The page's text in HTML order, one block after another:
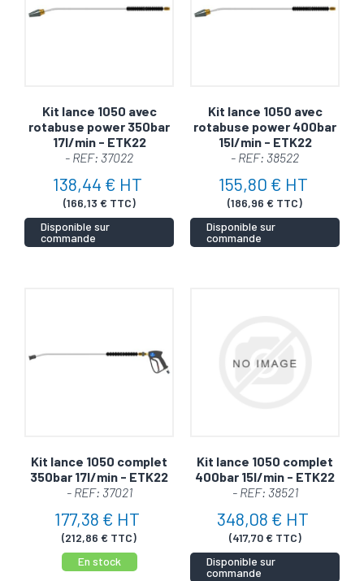
efficacité redoutable.
Compatibilité universelle: adaptée à une large
gamme de systèmes haute pression.
Pourquoi choisir notre lance
simple haute pression ?
Efficacité optimale: éliminez même la saleté la
polyvalente, elle garantit un excellent rapport qualité-
Livraison rapide : votre
satisfaction, notre priorité
Transformez votre expérience de nettoyage avec
notre lance simple haute pression !
Kit lance 1050 avec
rotabuse power 350bar
17l/min - ETK22
- REF: 37022
138,44 € HT
(166,13 € TTC)
Disponible sur
commande
Kit lance 1050 avec
rotabuse power 400bar
15l/min - ETK22
- REF: 38522
155,80 € HT
(186,96 € TTC)
Disponible sur
commande
Kit lance 1050 complet
350bar 17l/min - ETK22
- REF: 37021
177,38 € HT
(212,86 € TTC)
En stock
Kit lance 1050 complet
400bar 15l/min - ETK22
- REF: 38521
348,08 € HT
(417,70 € TTC)
Disponible sur
commande